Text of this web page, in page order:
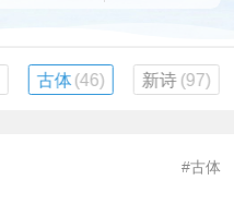
古体(46) 新诗 (97)
#古体